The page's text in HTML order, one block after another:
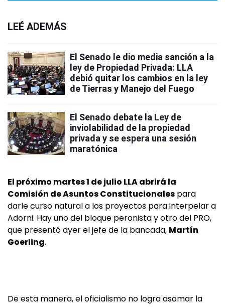
LEÉ ADEMÁS
El Senado le dio media sanción a la
ley de Propiedad Privada: LLA
debió quitar los cambios en la ley
de Tierras y Manejo del Fuego
El Senado debate la Ley de
inviolabilidad de la propiedad
privada y se espera una sesión
maratónica
El próximo martes 1 de julio LLA abrirá la
Comisión de Asuntos Constitucionales para
darle curso natural a los proyectos para interpelar a
Adorni. Hay uno del bloque peronista y otro del PRO,
que presentó ayer el jefe de la bancada, Martín
Goerling.
De esta manera, el oficialismo no logra asomar la